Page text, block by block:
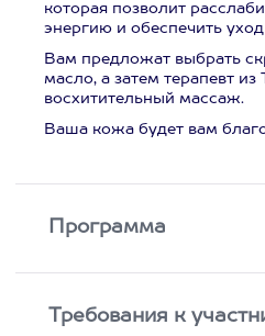
которая позволит
энергию и обеспечить
Вам предложат выбрать
масло, а затем терапевт из
восхитительный массаж.
Ваша кожа будет вам
Программа
Требования к